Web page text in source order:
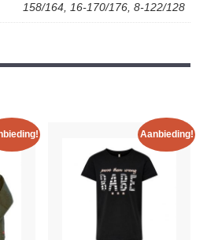
158/164, 16-170/176, 8-122/128
Aanbieding!